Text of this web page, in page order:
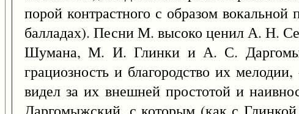
порой контрастного с образом
балладах). Песни М. высоко ценил А. Н.
Шумана, М. И. Глинки и А. С.
грациозность и благородство их
видел за их внешней простотой и